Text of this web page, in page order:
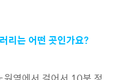
리는 어떤 곳인가요?